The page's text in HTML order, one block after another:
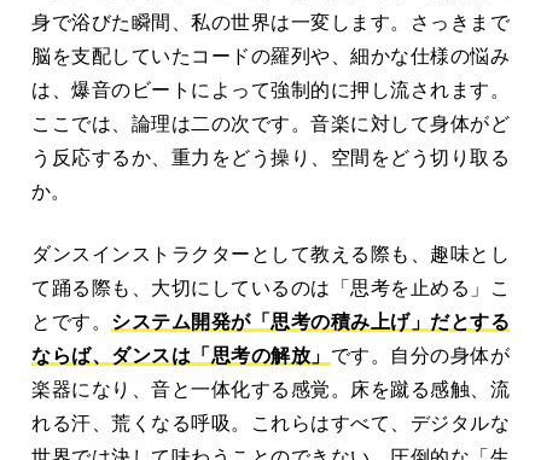
身で浴びた瞬間、私の世界は一変します。さっきまで
脳を支配していたコードの羅列や、細かな仕様の悩み
は、爆音のビートによって強制的に押し流されます。
ここでは、論理は二の次です。音楽に対して身体がど
う反応するか、重力をどう操り、空間をどう切り取る
か。
ダンスインストラクターとして教える際も、趣味とし
て踊る際も、大切にしているのは「思考を止める」こ
とです。 システム開発が「思考の積み上げ」だとする
ならば、ダンスは「思考の解放」 です。自分の身体が
楽器になり、音と一体化する感覚。床を蹴る感触、流
れる汗、荒くなる呼吸。これらはすべて、デジタルな